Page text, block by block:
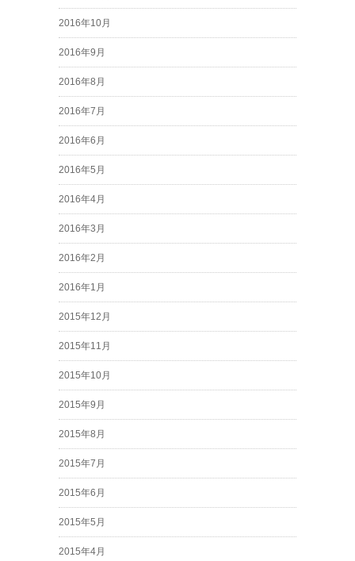
2016年10月
2016年9月
2016年8月
2016年7月
2016年6月
2016年5月
2016年4月
2016年3月
2016年2月
2016年1月
2015年12月
2015年11月
2015年10月
2015年9月
2015年8月
2015年7月
2015年6月
2015年5月
2015年4月